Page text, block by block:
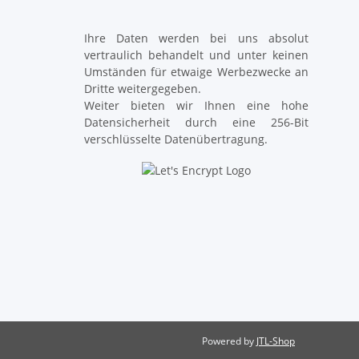
Ihre Daten werden bei uns absolut
vertraulich behandelt und unter keinen
Umständen für etwaige Werbezwecke an
Dritte weitergegeben.
Weiter bieten wir Ihnen eine hohe
Datensicherheit durch eine 256-Bit
verschlüsselte Datenübertragung.
Powered by JTL-Shop